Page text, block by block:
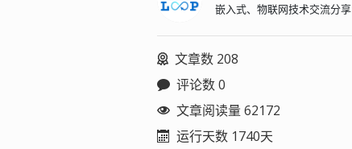
嵌入式、物联网技术交流分享
文章数 208
评论数 0
文章阅读量 62172
运行天数 1740天